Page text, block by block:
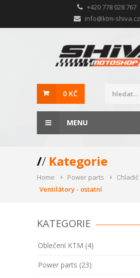
+420 778 028 767
info@ktm-shiva.cz
0 KČ
MENU
// Kategorie
Home Power parts
Chladič
Ventilátory - ostatní
KATEGORIE
Oblečení KTM (4)
Power parts (23)